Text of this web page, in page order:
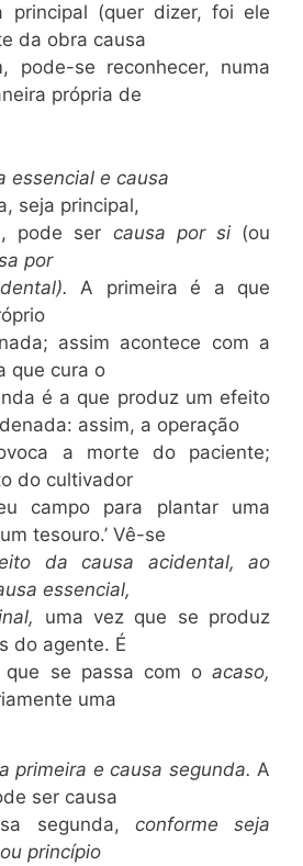
principal (quer dizer, foi ele
da obra causa
pode-se reconhecer, numa
própria de
essencial e causa
seja principal,
pode ser causa por si (ou
por
A primeira é a que
assim acontece com a
que cura o
é a que produz um efeito
assim, a operação
a morte do paciente;
do cultivador
campo para plantar uma
tesouro.’ Vê-se
da causa acidental, ao
essencial,
uma vez que se produz
do agente. É
que se passa com o acaso,
uma
primeira e causa segunda. A
ser causa
segunda, conforme seja
princípio